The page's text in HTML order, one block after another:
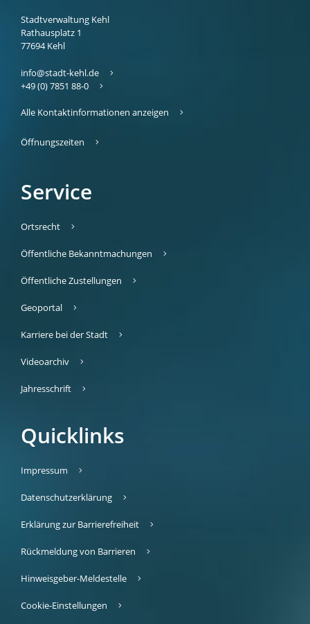
Stadtverwaltung Kehl
Rathausplatz 1
77694 Kehl
info@stadt-kehl.de
+49 (0) 7851 88-0
Alle Kontaktinformationen anzeigen
Öffnungszeiten
Service
Ortsrecht
Öffentliche Bekanntmachungen
Öffentliche Zustellungen
Geoportal
Karriere bei der Stadt
Videoarchiv
Jahresschrift
Quicklinks
Impressum
Datenschutzerklärung
Erklärung zur Barrierefreiheit
Rückmeldung von Barrieren
Hinweisgeber-Meldestelle
Cookie-Einstellungen